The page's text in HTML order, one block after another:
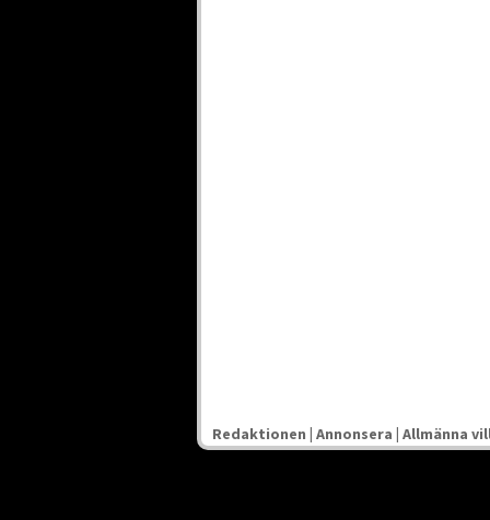
Redaktionen | Annonsera | Allmänna